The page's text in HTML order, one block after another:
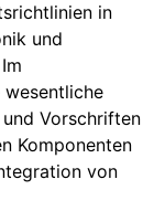
in
und
Vorschriften
Komponenten
von